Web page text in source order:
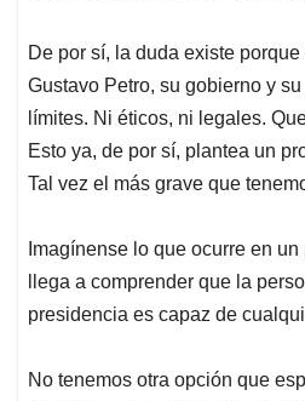
De por sí, la duda existe
Gustavo Petro, su gobierno y
límites. Ni éticos, ni legales.
Esto ya, de por sí, plantea un
Tal vez el más grave que
Imagínense lo que ocurre en
llega a comprender que la
presidencia es capaz de
No tenemos otra opción que